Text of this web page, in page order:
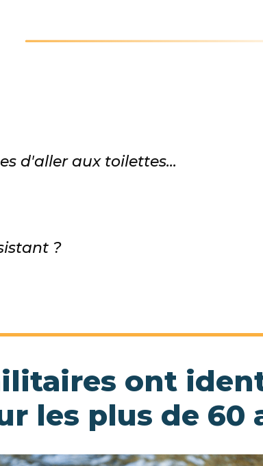
d'aller aux toilettes...
?
ont
les plus de 60